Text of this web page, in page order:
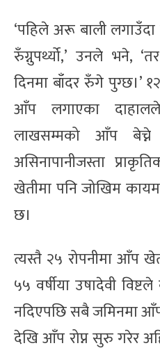
‘पहिले अरू बाली
रुँग्नुपर्थ्यो,’ उनले भने,
दिनमा बाँदर रुँगे पुग्छ।’
आँप लगाएका
लाखसम्मको आँप बेच्ने
असिनापानीजस्ता
खेतीमा पनि जोखिम
छ।
त्यस्तै २५ रोपनीमा आँप
५५ वर्षीया उषादेवी
नदिएपछि सबै जमिनमा
देखि आँप रोप्न सुरु गरेर